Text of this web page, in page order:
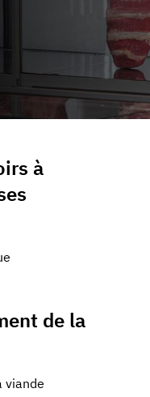
fornito loro o che
viande